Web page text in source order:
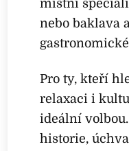
místní
nebo baklava
Pro ty, kteří
relaxaci i
ideální
historie,